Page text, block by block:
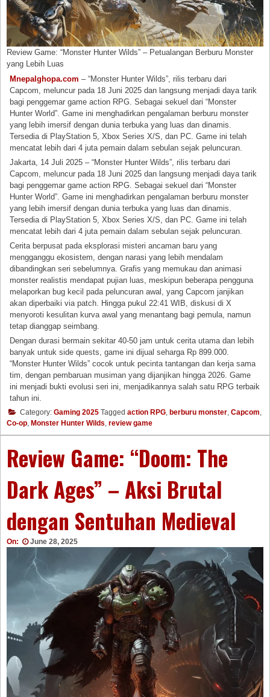
Review Game: “Monster Hunter Wilds” – Petualangan Berburu Monster
yang Lebih Luas
Mnepalghopa.com – “Monster Hunter Wilds”, rilis terbaru dari
Capcom, meluncur pada 18 Juni 2025 dan langsung menjadi daya tarik
bagi penggemar game action RPG. Sebagai sekuel dari “Monster
Hunter World”. Game ini menghadirkan pengalaman berburu monster
yang lebih imersif dengan dunia terbuka yang luas dan dinamis.
Tersedia di PlayStation 5, Xbox Series X/S, dan PC. Game ini telah
mencatat lebih dari 4 juta pemain dalam sebulan sejak peluncuran.
Jakarta, 14 Juli 2025 – “Monster Hunter Wilds”, rilis terbaru dari
Capcom, meluncur pada 18 Juni 2025 dan langsung menjadi daya tarik
bagi penggemar game action RPG. Sebagai sekuel dari “Monster
Hunter World”. Game ini menghadirkan pengalaman berburu monster
yang lebih imersif dengan dunia terbuka yang luas dan dinamis.
Tersedia di PlayStation 5, Xbox Series X/S, dan PC. Game ini telah
mencatat lebih dari 4 juta pemain dalam sebulan sejak peluncuran.
Cerita berpusat pada eksplorasi misteri ancaman baru yang
mengganggu ekosistem, dengan narasi yang lebih mendalam
dibandingkan seri sebelumnya. Grafis yang memukau dan animasi
monster realistis mendapat pujian luas, meskipun beberapa pengguna
melaporkan bug kecil pada peluncuran awal, yang Capcom janjikan
akan diperbaiki via patch. Hingga pukul 22:41 WIB, diskusi di X
menyoroti kesulitan kurva awal yang menantang bagi pemula, namun
tetap dianggap seimbang.
Dengan durasi bermain sekitar 40-50 jam untuk cerita utama dan lebih
banyak untuk side quests, game ini dijual seharga Rp 899.000.
“Monster Hunter Wilds” cocok untuk pecinta tantangan dan kerja sama
tim, dengan pembaruan musiman yang dijanjikan hingga 2026. Game
ini menjadi bukti evolusi seri ini, menjadikannya salah satu RPG terbaik
tahun ini.
Category: Gaming 2025 Tagged action RPG, berburu monster, Capcom,
Co-op, Monster Hunter Wilds, review game
Review Game: “Doom: The
Dark Ages” – Aksi Brutal
dengan Sentuhan Medieval
On: June 28, 2025